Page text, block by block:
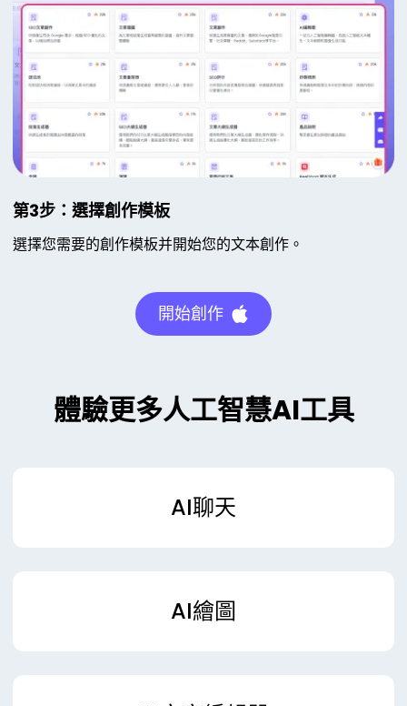
第3步：選擇創作模板
選擇您需要的創作模板并開始您的文本創作。
開始創作
體驗更多人工智慧AI工具
AI聊天
AI繪圖